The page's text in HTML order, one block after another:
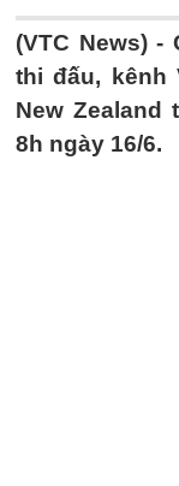
(VTC News) -
thi đấu, kênh
New Zealand
8h ngày 16/6.